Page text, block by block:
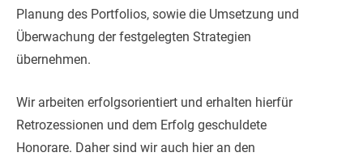
Planung des Portfolios, sowie die Umsetzung und
Überwachung der festgelegten Strategien
übernehmen.
Wir arbeiten erfolgsorientiert und erhalten hierfür
Retrozessionen und dem Erfolg geschuldete
Honorare. Daher sind wir auch hier an den